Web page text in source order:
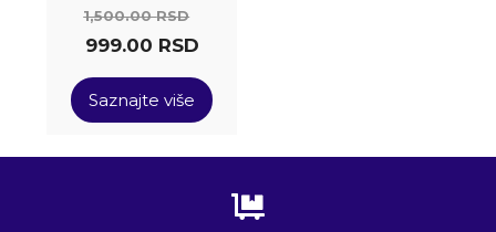
1,500.00RSD
999.00 RSD
Saznajte više